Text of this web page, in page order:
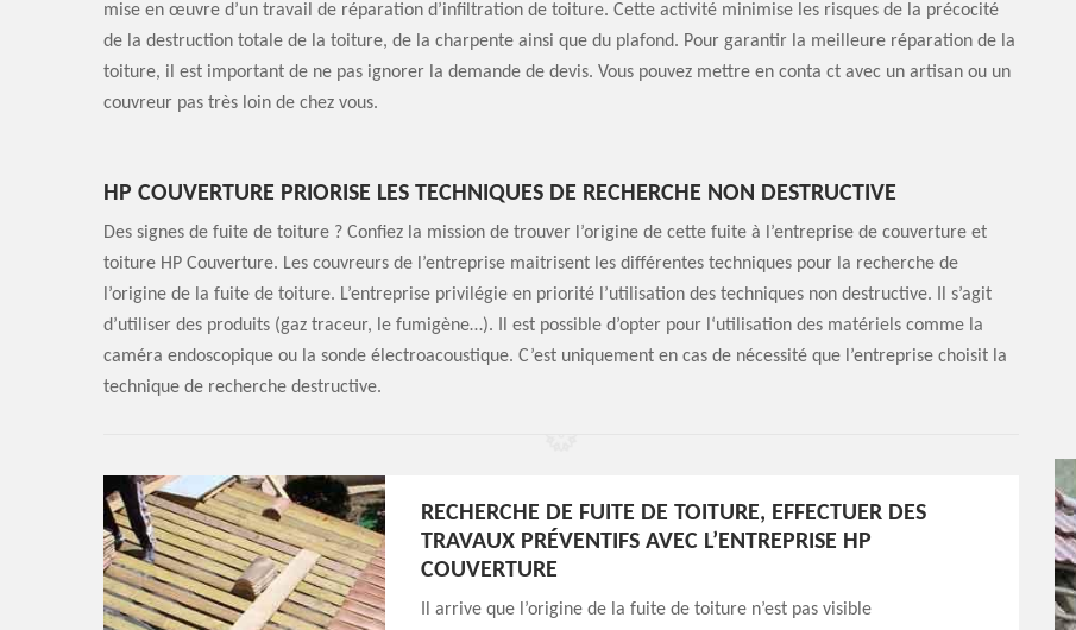
mise en œuvre d’un travail de réparation d’infiltration de toiture. Cette activité minimise les risques de la précocité
de la destruction totale de la toiture, de la charpente ainsi que du plafond. Pour garantir la meilleure réparation de la
toiture, il est important de ne pas ignorer la demande de devis. Vous pouvez mettre en conta ct avec un artisan ou un
couvreur pas très loin de chez vous.
HP COUVERTURE PRIORISE LES TECHNIQUES DE RECHERCHE NON DESTRUCTIVE
Des signes de fuite de toiture ? Confiez la mission de trouver l’origine de cette fuite à l’entreprise de couverture et
toiture HP Couverture. Les couvreurs de l’entreprise maitrisent les différentes techniques pour la recherche de
l’origine de la fuite de toiture. L’entreprise privilégie en priorité l’utilisation des techniques non destructive. Il s’agit
d’utiliser des produits (gaz traceur, le fumigène…). Il est possible d’opter pour l‘utilisation des matériels comme la
caméra endoscopique ou la sonde électroacoustique. C’est uniquement en cas de nécessité que l’entreprise choisit la
technique de recherche destructive.
RECHERCHE DE FUITE DE TOITURE, EFFECTUER DES
TRAVAUX PRÉVENTIFS AVEC L’ENTREPRISE HP
COUVERTURE
Il arrive que l’origine de la fuite de toiture n’est pas visible